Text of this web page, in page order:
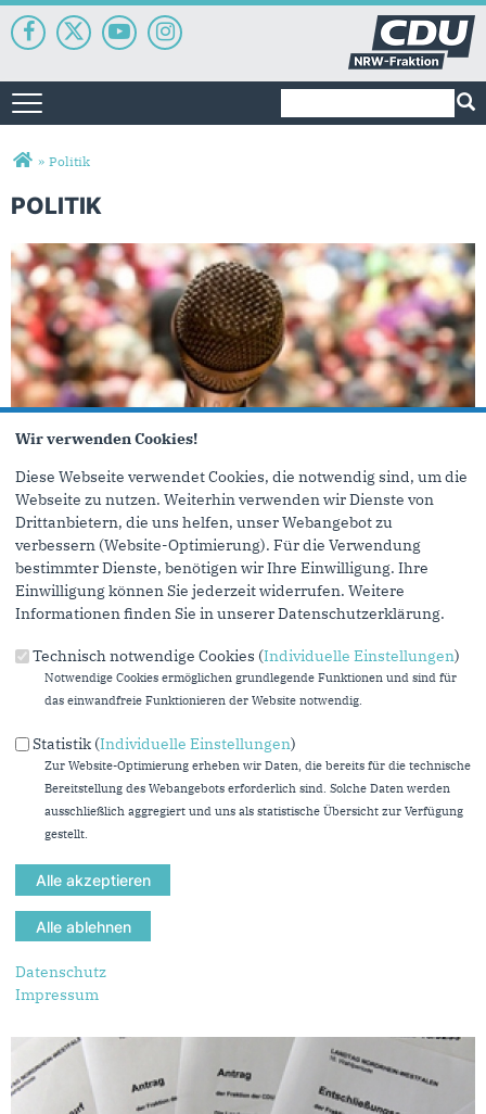
Toggle navigation
Sie sind hier
» Politik
POLITIK
Reden
Themen
Wir verwenden Cookies!
Diese Webseite verwendet Cookies, die notwendig sind, um die
Webseite zu nutzen. Weiterhin verwenden wir Dienste von
Drittanbietern, die uns helfen, unser Webangebot zu
verbessern (Website-Optimierung). Für die Verwendung
bestimmter Dienste, benötigen wir Ihre Einwilligung. Ihre
Einwilligung können Sie jederzeit widerrufen. Weitere
Informationen finden Sie in unserer Datenschutzerklärung.
Technisch notwendige Cookies (Individuelle Einstellungen)
Notwendige Cookies ermöglichen grundlegende Funktionen und sind für
das einwandfreie Funktionieren der Website notwendig.
Statistik (Individuelle Einstellungen)
Zur Website-Optimierung erheben wir Daten, die bereits für die technische
Bereitstellung des Webangebots erforderlich sind. Solche Daten werden
ausschließlich aggregiert und uns als statistische Übersicht zur Verfügung
gestellt.
Datenschutz
Impressum